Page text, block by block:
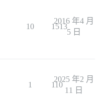
10 1513
2016 年4 月
5 日
1 110
2025 年2 月
11 日